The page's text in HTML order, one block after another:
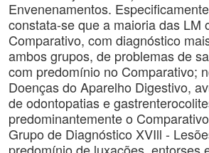
Envenenamentos.
constata-se que a maioria das LM
Comparativo, com diagnóstico
ambos grupos, de problemas de
com predomínio no Comparativo;
Doenças do Aparelho Digestivo,
de odontopatias e
predominantemente o
Grupo de Diagnóstico XVIll -